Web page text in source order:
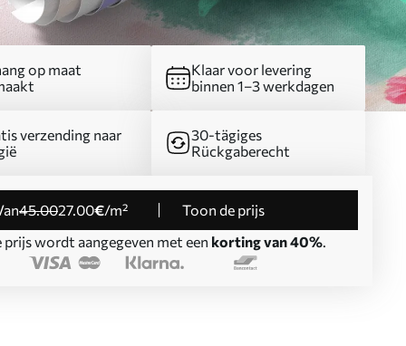
op maat
Klaar voor levering
binnen 1–3 werkdagen
verzending naar
30-tägiges
Rückgaberecht
Van45.0027.00€/m²
Toon de prijs
prijs wordt aangegeven met een korting van 40%.